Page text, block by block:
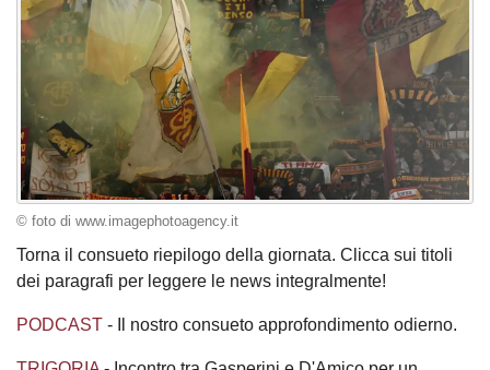
© foto di www.imagephotoagency.it
Torna il consueto riepilogo della giornata. Clicca sui titoli
dei paragrafi per leggere le news integralmente!
PODCAST - Il nostro consueto approfondimento odierno.